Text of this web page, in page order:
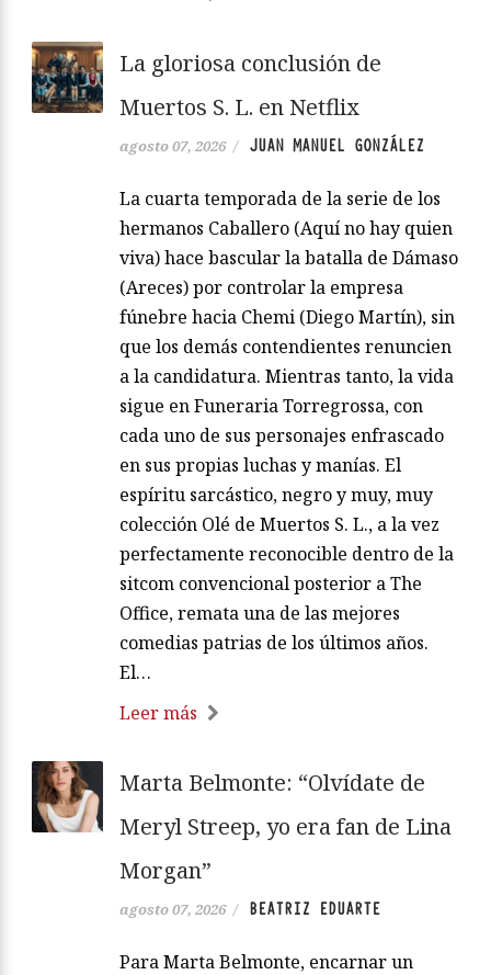
La gloriosa conclusión de
Muertos S. L. en Netflix
agosto 07, 2026 / JUAN MANUEL GONZÁLEZ
La cuarta temporada de la serie de los
hermanos Caballero (Aquí no hay quien
viva) hace bascular la batalla de Dámaso
(Areces) por controlar la empresa
fúnebre hacia Chemi (Diego Martín), sin
que los demás contendientes renuncien
a la candidatura. Mientras tanto, la vida
sigue en Funeraria Torregrossa, con
cada uno de sus personajes enfrascado
en sus propias luchas y manías. El
espíritu sarcástico, negro y muy, muy
colección Olé de Muertos S. L., a la vez
perfectamente reconocible dentro de la
sitcom convencional posterior a The
Office, remata una de las mejores
comedias patrias de los últimos años.
El…
Leer más
Marta Belmonte: “Olvídate de
Meryl Streep, yo era fan de Lina
Morgan”
agosto 07, 2026 / BEATRIZ EDUARTE
Para Marta Belmonte, encarnar un